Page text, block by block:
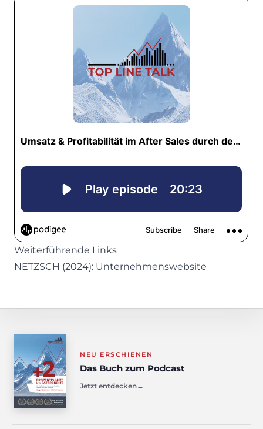
Weiterführende Links
NETZSCH (2024): Unternehmenswebsite
NEU ERSCHIENEN
Das Buch zum Podcast
Jetzt entdecken→